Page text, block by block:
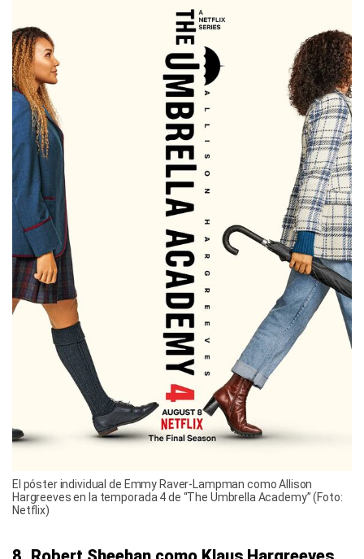
El póster individual de Emmy Raver-Lampman como Allison
Hargreeves en la temporada 4 de “The Umbrella Academy” (Foto:
Netflix)